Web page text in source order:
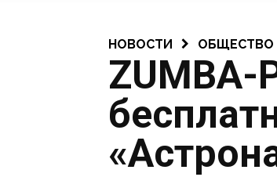
НОВОСТИ ОБЩЕСТВО
ZUMBA-